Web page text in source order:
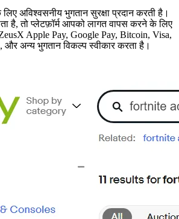
लिए अविश्वसनीय भुगतान सुरक्षा प्रदान करती है।
है, तो प्लेटफ़ॉर्म आपको लागत वापस करने के लिए
Apple Pay, Google Pay, Bitcoin, Visa,
और अन्य भुगतान विकल्प स्वीकार करता है।